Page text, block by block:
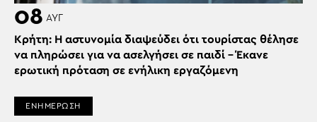
08 ΑΥΓ
Κρήτη: Η αστυνομία διαψεύδει ότι τουρίστας θέλησε
να πληρώσει για να ασελγήσει σε παιδί – Έκανε
ερωτική πρόταση σε ενήλικη εργαζόμενη
ΕΝΗΜΕΡΩΣΗ